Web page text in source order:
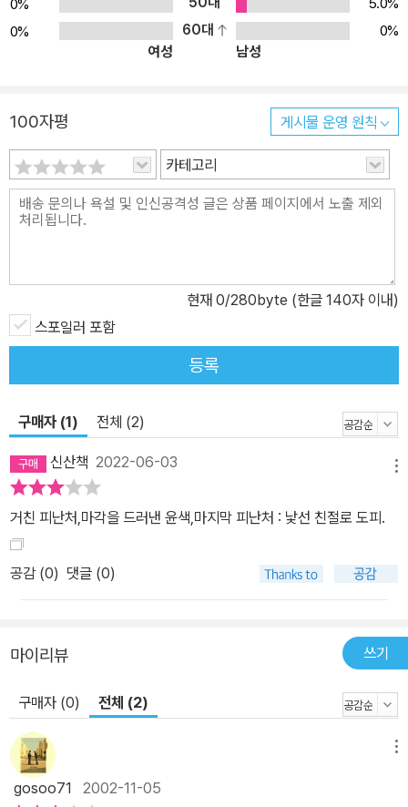
0%
5.0%
0%
60대
0%
여성
남성
100자평 게시물 운영 원칙
카테고리
현재 0/280byte (한글 140자 이내)
스포일러 포함
등록
구매자 (1) 전체 (2)
신산책 2022-06-03
거친 피난처,마각을 드러낸 윤색,마지막 피난처 : 낯선 친절로 도피.
공감 (0) 댓글 (0)
마이리뷰 쓰기
구매자 (0) 전체 (2)
gosoo71 2002-11-05